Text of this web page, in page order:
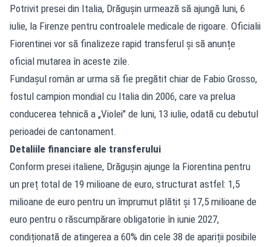
Potrivit presei din Italia, Drăgușin urmează să ajungă luni, 6
iulie, la Firenze pentru controalele medicale de rigoare. Oficialii
Fiorentinei vor să finalizeze rapid transferul și să anunțe
oficial mutarea în aceste zile.
Fundașul român ar urma să fie pregătit chiar de Fabio Grosso,
fostul campion mondial cu Italia din 2006, care va prelua
conducerea tehnică a „Violei" de luni, 13 iulie, odată cu debutul
perioadei de cantonament.
Detaliile financiare ale transferului
Conform presei italiene, Drăgușin ajunge la Fiorentina pentru
un preț total de 19 milioane de euro, structurat astfel: 1,5
milioane de euro pentru un împrumut plătit și 17,5 milioane de
euro pentru o răscumpărare obligatorie în iunie 2027,
condiționată de atingerea a 60% din cele 38 de apariții posibile